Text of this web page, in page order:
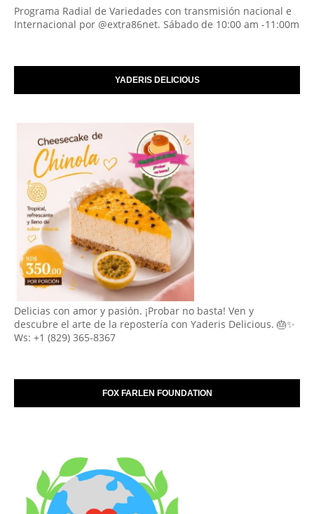
Programa Radial de Variedades con transmisión nacional e
Internacional por @extra86net. Sábado de 10:00 am -11:00m
YADERIS DELICIOUS
Delicias con amor y pasión. ¡Probar no basta! Ven y
descubre el arte de la repostería con Yaderis Delicious. 🎂✨
Ws: +1 (829) 365-8367
FOX FARLEN FOUNDATION